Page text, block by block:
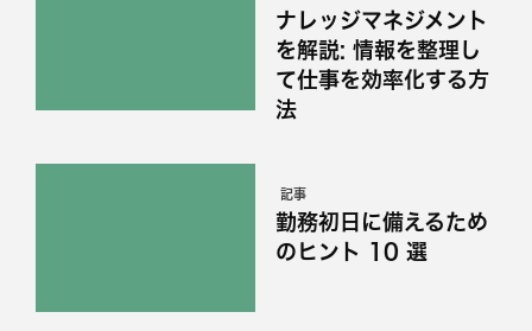
ナレッジマネジメント
を解説: 情報を整理し
て仕事を効率化する方
法
記事
勤務初日に備えるため
のヒント 10 選